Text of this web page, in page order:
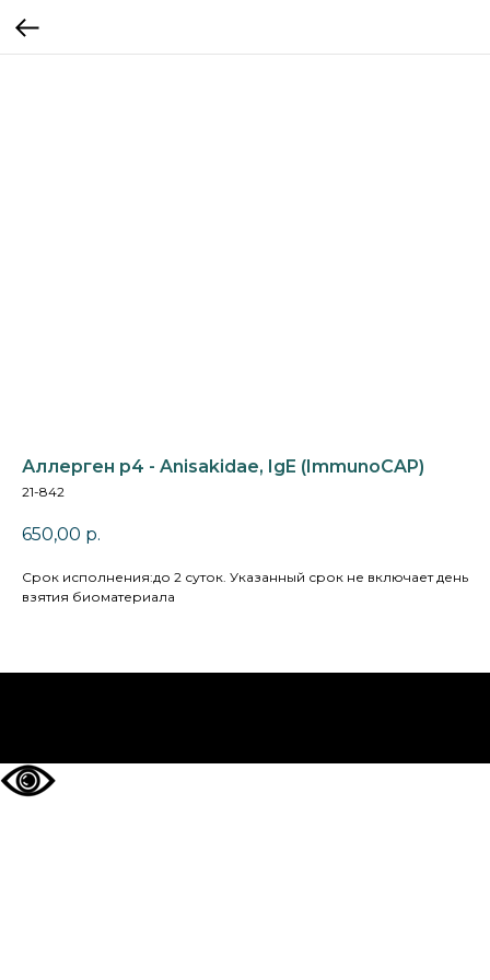
Аллерген p4 - Anisakidae, IgE (ImmunoCAP)
21-842
650,00 р.
Cрок исполнения:до 2 суток. Указанный срок не включает день
взятия биоматериала